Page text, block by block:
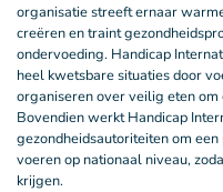
organisatie streeft ernaar
creëren en traint
ondervoeding. Handicap
heel kwetsbare situaties door
organiseren over veilig eten
Bovendien werkt Handicap
gezondheidsautoriteiten om
voeren op nationaal niveau,
krijgen.